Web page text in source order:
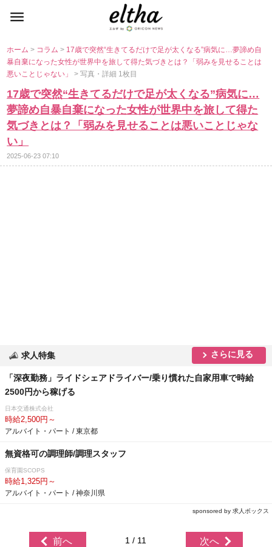
ホーム> コラム> 17歳で突然“生きてるだけで足が太くなる”病気に…夢諦め自
暴自棄になった女性が世界中を旅して得た気づきとは？「弱みを見せることは
悪いことじゃない」> 写真・詳細 1枚目
17歳で突然“生きてるだけで足が太くなる”病気に…
夢諦め自暴自棄になった女性が世界中を旅して得た
気づきとは？「弱みを見せることは悪いことじゃな
い」
2025-06-23 07:10
求人特集 さらに見る
「深夜勤務」ライドシェアドライバー/乗り慣れた自家用車で時給
2500円から稼げる
日本交通株式会社
時給2,500円～
アルバイト・パート / 東京都
無資格可の調理師/調理スタッフ
保育園SCOPS
時給1,325円～
アルバイト・パート / 神奈川県
sponsored by 求人ボックス
前へ 1 / 11 次へ